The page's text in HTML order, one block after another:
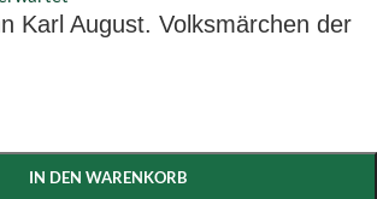
Karl August. Volksmärchen der
IN DEN WARENKORB